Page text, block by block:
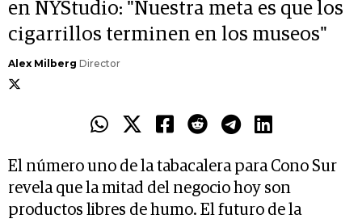
en NYStudio: "Nuestra meta es que los
cigarrillos terminen en los museos"
Alex Milberg Director
El número uno de la tabacalera para Cono Sur
revela que la mitad del negocio hoy son
productos libres de humo. El futuro de la